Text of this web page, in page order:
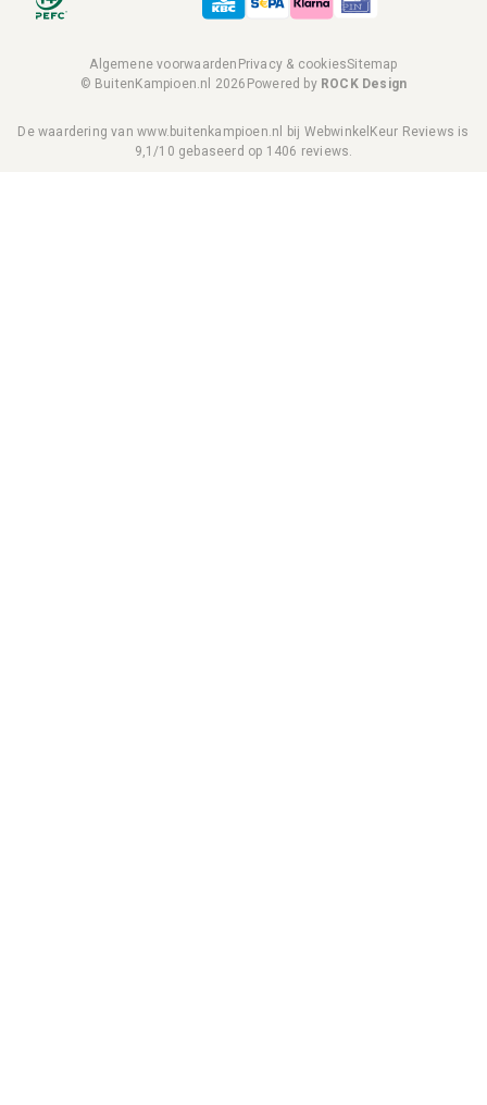
Algemene voorwaarden Privacy & cookiesSitemap
© BuitenKampioen.nl 2026 Powered by ROCK Design
De waardering van www.buitenkampioen.nl bij WebwinkelKeur Reviews is
9,1/10 gebaseerd op 1406 reviews.